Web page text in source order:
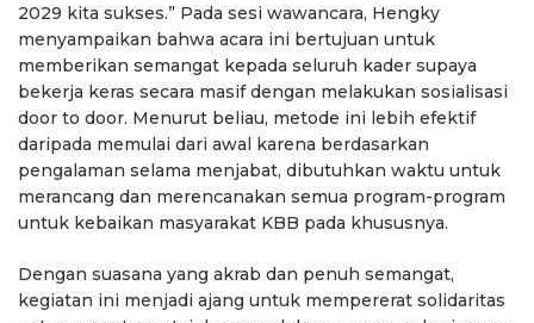
2029 kita sukses.” Pada sesi wawancara, Hengky
menyampaikan bahwa acara ini bertujuan untuk
memberikan semangat kepada seluruh kader supaya
bekerja keras secara masif dengan melakukan sosialisasi
door to door. Menurut beliau, metode ini lebih efektif
daripada memulai dari awal karena berdasarkan
pengalaman selama menjabat, dibutuhkan waktu untuk
merancang dan merencanakan semua program-program
untuk kebaikan masyarakat KBB pada khususnya.
Dengan suasana yang akrab dan penuh semangat,
kegiatan ini menjadi ajang untuk mempererat solidaritas